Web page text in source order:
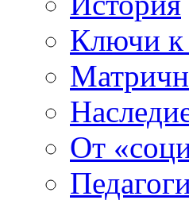
Ключи к
От